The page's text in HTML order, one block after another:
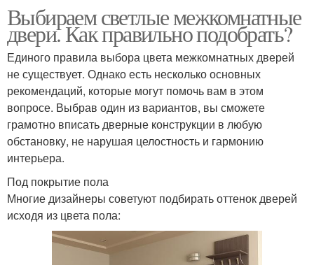
Выбираем светлые межкомнатные
двери. Как правильно подобрать?
Единого правила выбора цвета межкомнатных дверей
не существует. Однако есть несколько основных
рекомендаций, которые могут помочь вам в этом
вопросе. Выбрав один из вариантов, вы сможете
грамотно вписать дверные конструкции в любую
обстановку, не нарушая целостность и гармонию
интерьера.
Под покрытие пола
Многие дизайнеры советуют подбирать оттенок дверей
исходя из цвета пола: